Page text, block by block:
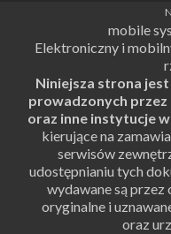
mobile
Elektroniczny i
Niniejsza strona
prowadzonych
oraz inne instytucje
kierujące na
serwisów
udostępnianiu tych
wydawane są przez
oryginalne i
oraz